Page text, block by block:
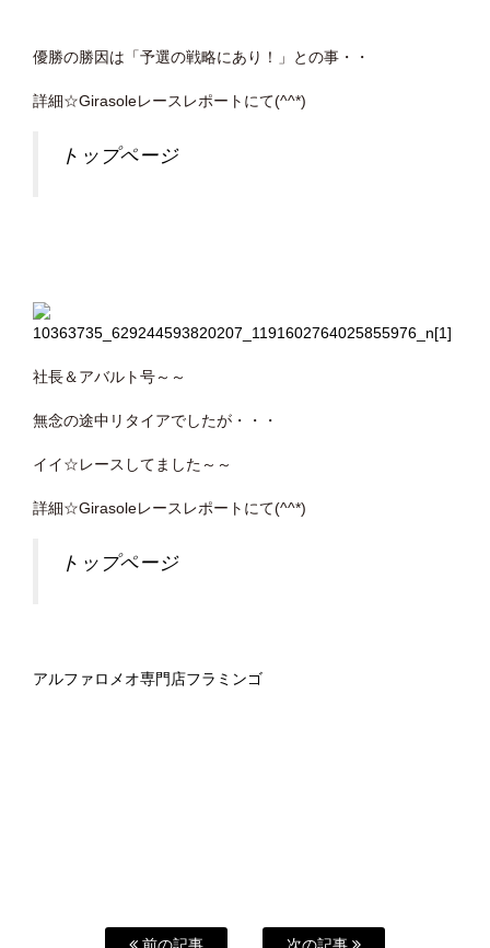
優勝の勝因は「予選の戦略にあり！」との事・・
詳細☆Girasoleレースレポートにて(^^*)
トップページ
社長＆アバルト号～～
無念の途中リタイアでしたが・・・
イイ☆レースしてました～～
詳細☆Girasoleレースレポートにて(^^*)
トップページ
アルファロメオ専門店フラミンゴ
前の記事 次の記事